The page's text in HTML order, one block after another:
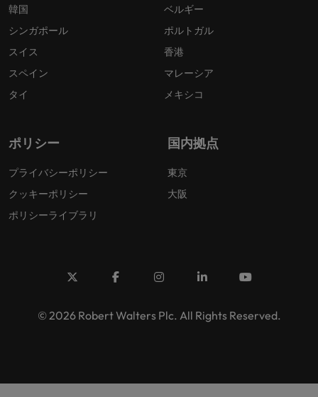
韓国
シンガポール
スイス
スペイン
タイ
ベルギー
ポルトガル
香港
マレーシア
メキシコ
ポリシー
プライバシーポリシー
クッキーポリシー
ポリシーライブラリ
国内拠点
東京
大阪
© 2026 Robert Walters Plc. All Rights Reserved.